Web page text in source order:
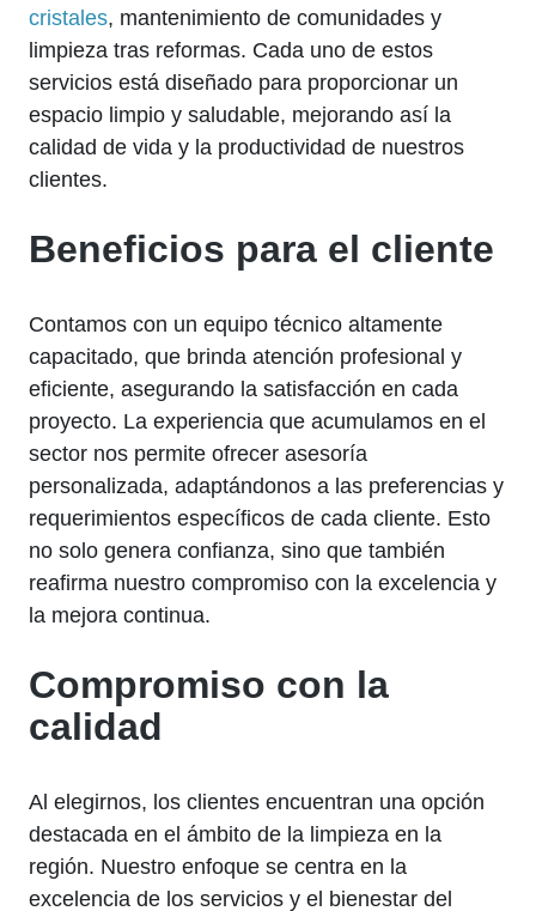
cristales, mantenimiento de comunidades y
limpieza tras reformas. Cada uno de estos
servicios está diseñado para proporcionar un
espacio limpio y saludable, mejorando así la
calidad de vida y la productividad de nuestros
clientes.
Beneficios para el cliente
Contamos con un equipo técnico altamente
capacitado, que brinda atención profesional y
eficiente, asegurando la satisfacción en cada
proyecto. La experiencia que acumulamos en el
sector nos permite ofrecer asesoría
personalizada, adaptándonos a las preferencias y
requerimientos específicos de cada cliente. Esto
no solo genera confianza, sino que también
reafirma nuestro compromiso con la excelencia y
la mejora continua.
Compromiso con la
calidad
Al elegirnos, los clientes encuentran una opción
destacada en el ámbito de la limpieza en la
región. Nuestro enfoque se centra en la
excelencia de los servicios y el bienestar del